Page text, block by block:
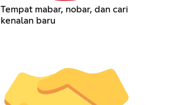
Tempat mabar, nobar, dan cari
kenalan baru